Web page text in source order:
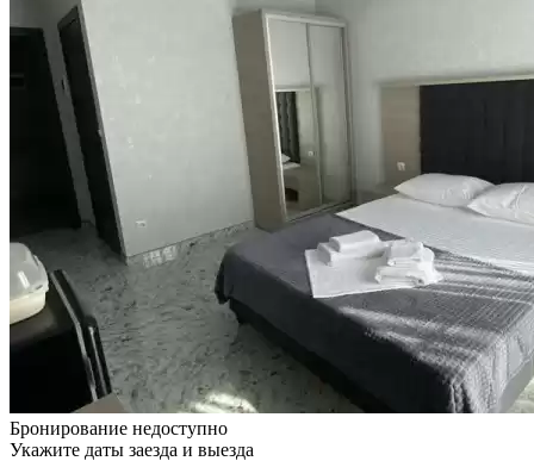
Бронирование недоступно
Укажите даты заезда и выезда